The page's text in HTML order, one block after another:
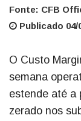
Fonte: CFB
Publicado 04/
O Custo
semana
estende até a
zerado nos